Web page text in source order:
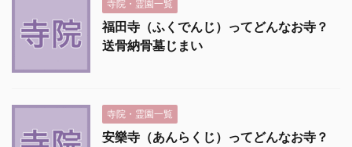
寺院・霊園一覧
福田寺（ふくでんじ）ってどんなお寺？
送骨納骨墓じまい
寺院・霊園一覧
安樂寺（あんらくじ）ってどんなお寺？